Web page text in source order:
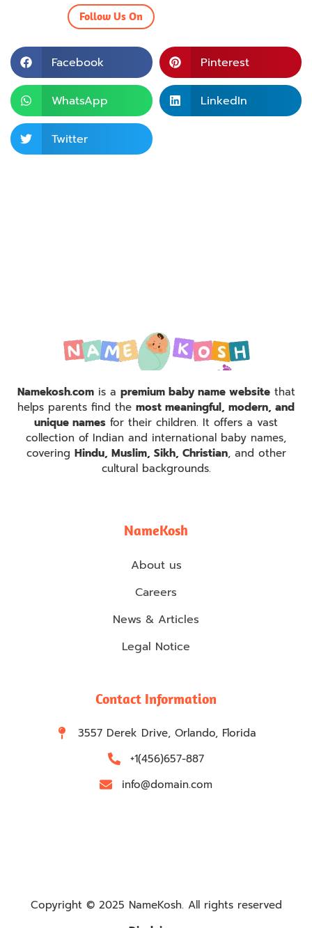
Follow Us On
Facebook Pinterest
WhatsApp LinkedIn
Twitter
Namekosh.comis a premium baby name websitethat
helps parents find the most meaningful, modern, and
unique names for their children. It offers a vast
collection of Indian and international baby names,
covering Hindu, Muslim, Sikh, Christian, and other
cultural backgrounds.
NameKosh
About us
Careers
News & Articles
Legal Notice
Contact Information
3557 Derek Drive, Orlando, Florida
+1(456)657-887
info@domain.com
Copyright © 2025 NameKosh. All rights reserved